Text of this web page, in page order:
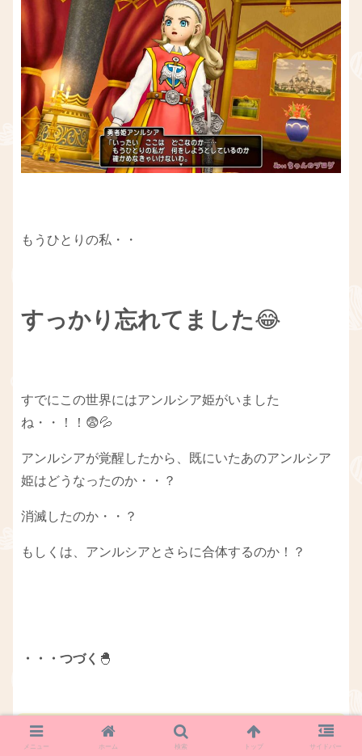
もうひとりの私・・
すっかり忘れてました😂
すでにこの世界にはアンルシア姫がいました
ね・・！！😨💦
アンルシアが覚醒したから、既にいたあのアンルシア
姫はどうなったのか・・？
消滅したのか・・？
もしくは、アンルシアとさらに合体するのか！？
・・・つづく 🐣
クエスト攻略
メニュー ホーム 検索 トップ サイドバー